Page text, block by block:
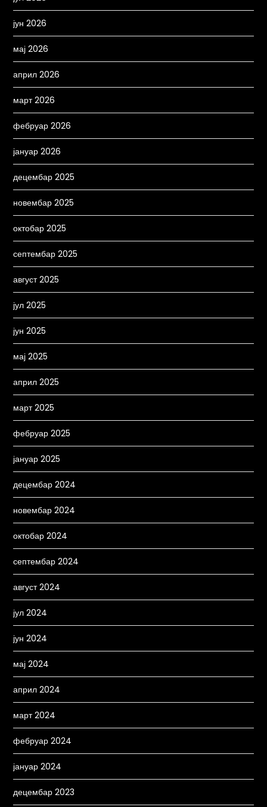
јун 2026
мај 2026
април 2026
март 2026
фебруар 2026
јануар 2026
децембар 2025
новембар 2025
октобар 2025
септембар 2025
август 2025
јул 2025
јун 2025
мај 2025
април 2025
март 2025
фебруар 2025
јануар 2025
децембар 2024
новембар 2024
октобар 2024
септембар 2024
август 2024
јул 2024
јун 2024
мај 2024
април 2024
март 2024
фебруар 2024
јануар 2024
децембар 2023